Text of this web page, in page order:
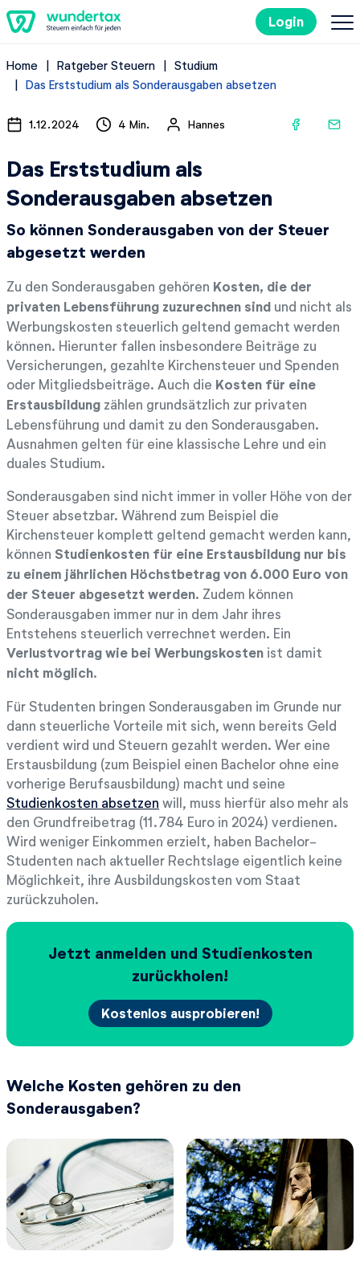
Login
So geht's
Kosten
Steuertipps
EN
Kostenlos ausprobieren
Home Ratgeber Steuern
Studium
Das Erststudium als Sonderausgaben absetzen
1.12.2024 4 Min. Hannes
Das Erststudium als
Sonderausgaben absetzen
So können Sonderausgaben von der Steuer
abgesetzt werden
Zu den Sonderausgaben gehören Kosten, die der
privaten Lebensführung zuzurechnen sind und nicht als
Werbungskosten steuerlich geltend gemacht werden
können. Hierunter fallen insbesondere Beiträge zu
Versicherungen, gezahlte Kirchensteuer und Spenden
oder Mitgliedsbeiträge. Auch die Kosten für eine
Erstausbildung zählen grundsätzlich zur privaten
Lebensführung und damit zu den Sonderausgaben.
Ausnahmen gelten für eine klassische Lehre und ein
duales Studium.
Sonderausgaben sind nicht immer in voller Höhe von der
Steuer absetzbar. Während zum Beispiel die
Kirchensteuer komplett geltend gemacht werden kann,
können Studienkosten für eine Erstausbildung nur bis
zu einem jährlichen Höchstbetrag von 6.000 Euro von
der Steuer abgesetzt werden. Zudem können
Sonderausgaben immer nur in dem Jahr ihres
Entstehens steuerlich verrechnet werden. Ein
Verlustvortrag wie bei Werbungskosten ist damit
nicht möglich.
Für Studenten bringen Sonderausgaben im Grunde nur
dann steuerliche Vorteile mit sich, wenn bereits Geld
verdient wird und Steuern gezahlt werden. Wer eine
Erstausbildung (zum Beispiel einen Bachelor ohne eine
vorherige Berufsausbildung) macht und seine
Studienkosten absetzen will, muss hierfür also mehr als
den Grundfreibetrag (11.784 Euro in 2024) verdienen.
Wird weniger Einkommen erzielt, haben Bachelor-
Studenten nach aktueller Rechtslage eigentlich keine
Möglichkeit, ihre Ausbildungskosten vom Staat
zurückzuholen.
Jetzt anmelden und Studienkosten
zurückholen!
Kostenlos ausprobieren!
Welche Kosten gehören zu den
Sonderausgaben?